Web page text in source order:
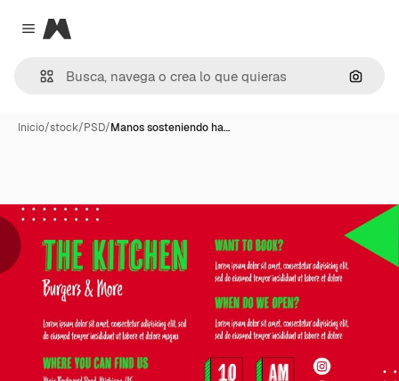
Close menu
Magnific
Inicio/stock/PSD/Manos sosteniendo ha…